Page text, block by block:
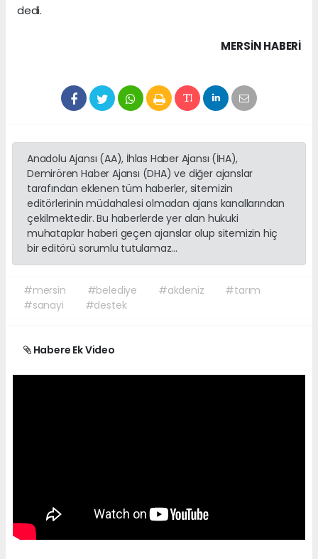
dedi.
MERSIN HABERİ
Anadolu Ajansı (AA), İhlas Haber Ajansı (İHA),
Demirören Haber Ajansı (DHA) ve diğer ajanslar
tarafından eklenen tüm haberler, sitemizin
editörlerinin müdahalesi olmadan ajans kanallarından
çekilmektedir. Bu haberlerde yer alan hukuki
muhataplar haberi geçen ajanslar olup sitemizin hiç
bir editörü sorumlu tutulamaz...
#mersin #belediye #akdeniz
#tarım
#sanayi
#destek
Habere Ek Video